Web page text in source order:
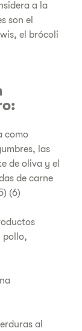
a la
son el
el brócoli
como
las
de oliva y el
de carne
(6)
pollo,
al